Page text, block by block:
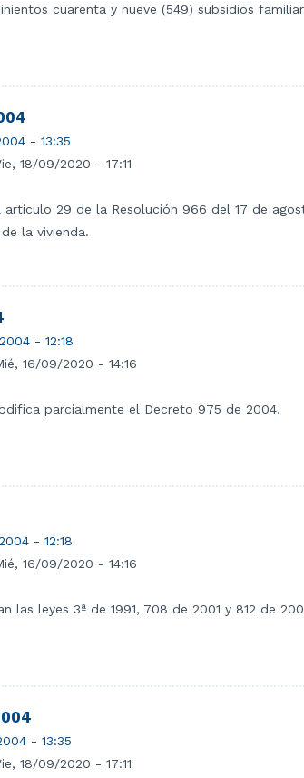
cuarenta y nueve (549) subsidios
- 13:35
18/09/2020 - 17:11
29 de la Resolución 966 del 17 de
la vivienda.
- 12:18
16/09/2020 - 14:16
parcialmente el Decreto 975 de 2004.
- 12:18
16/09/2020 - 14:16
las leyes 3ª de 1991, 708 de 2001 y 812 de
- 13:35
18/09/2020 - 17:11